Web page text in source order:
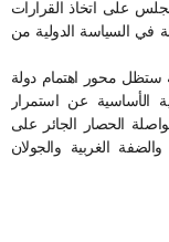
على اتخاذ القرارات
في السياسة الدولية من
ستظل محور اهتمام دولة
الأساسية عن استمرار
الحصار الجائر على
الغربية والجولان